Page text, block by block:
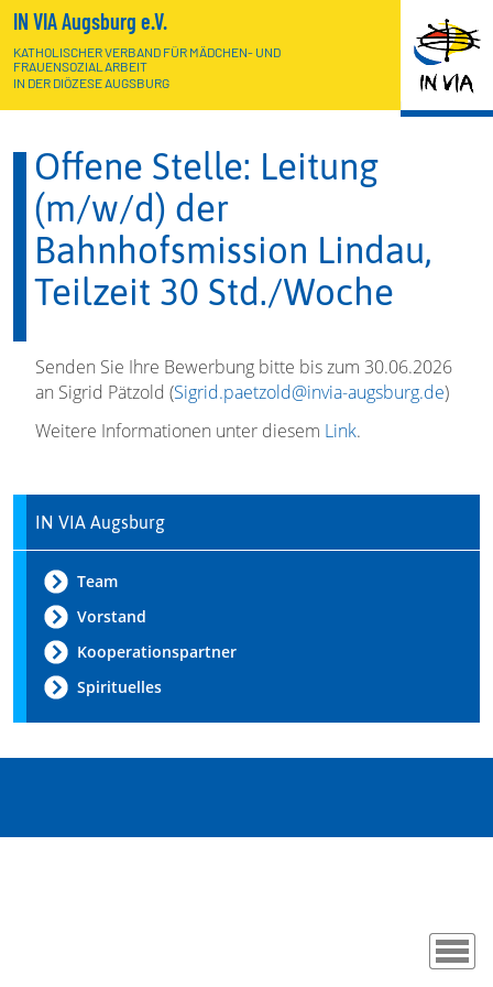
IN VIA Augsburg e.V.
KATHOLISCHER VERBAND FÜR MÄDCHEN- UND
FRAUENSOZIALARBEIT
IN DER DIÖZESE AUGSBURG
Offene Stelle: Leitung
(m/w/d) der
Bahnhofsmission Lindau,
Teilzeit 30 Std./Woche
Senden Sie Ihre Bewerbung bitte bis zum 30.06.2026
an Sigrid Pätzold (Sigrid.paetzold@invia-augsburg.de)
Weitere Informationen unter diesem Link.
IN VIA Augsburg
Team
Vorstand
Kooperationspartner
Spirituelles